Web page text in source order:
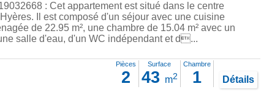
: Cet appartement est situé dans le centre
Il est composé d'un séjour avec une cuisine
de 22.95 m², une chambre de 15.04 m² avec un
salle d'eau, d'un WC indépendant et d...
Pièces
2
Surface
43 m2
Chambre
1 Détails